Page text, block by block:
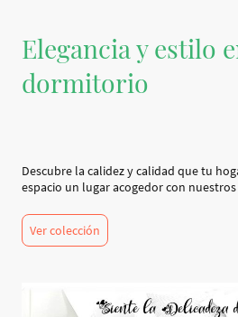
Elegancia y estilo
dormitorio
Descubre la calidez y calidad que tu
espacio un lugar acogedor con
Ver colección